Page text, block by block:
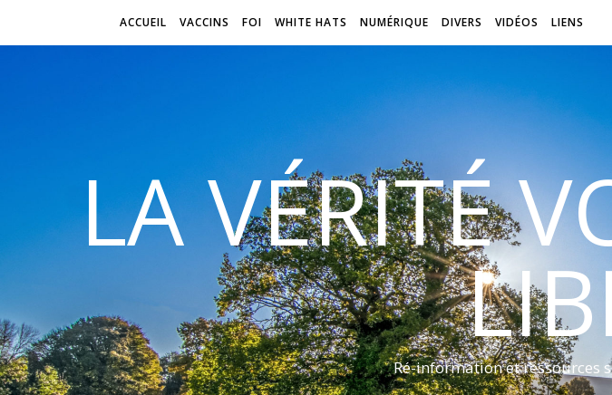
ACCUEIL VACCINS FOI WHITE HATS NUMÉRIQUE DIVERS VIDÉOS LIENS
LA VÉRITÉ
Ré-information et ressources